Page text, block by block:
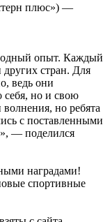
плюс») —
опыт. Каждый
других стран. Для
ведь они
себя, но и свою
волнения, но ребята
с поставленными
— поделился
наградами!
спортивные